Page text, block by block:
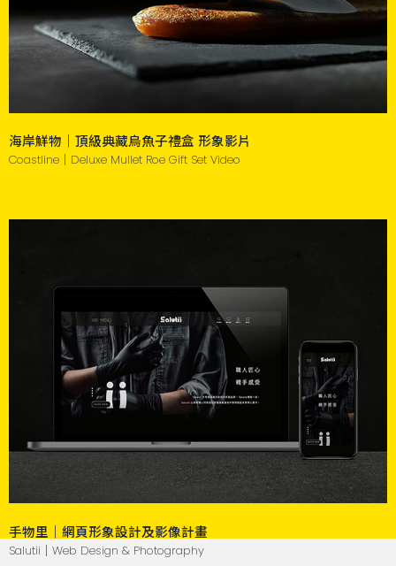
海岸鮮物｜頂級典藏烏魚子禮盒 形象影片
Coastline｜Deluxe Mullet Roe Gift Set Video
手物里｜網頁形象設計及影像計畫
Salutii｜Web Design & Photography